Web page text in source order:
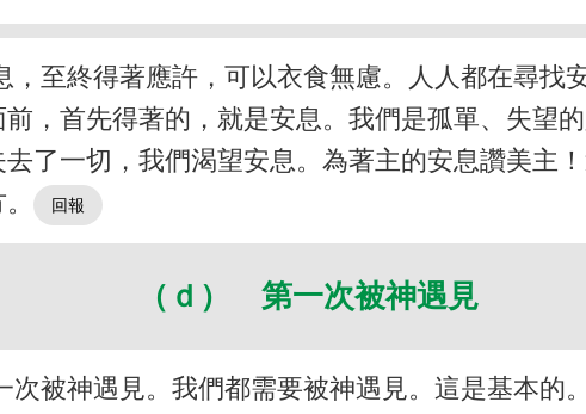
至終得著應許，可以衣食無慮。人人都在尋找
，首先得著的，就是安息。我們是孤單、失望
了一切，我們渴望安息。為著主的安息讚美主
（ｄ） 第一次被神遇見
被神遇見。我們都需要被神遇見。這是基本的